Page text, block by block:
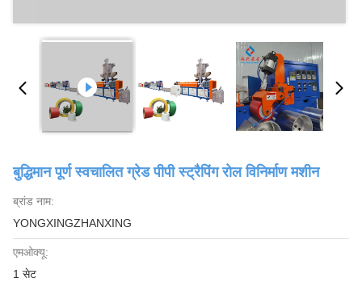
बुद्धिमान पूर्ण स्वचालित ग्रेड पीपी स्ट्रैपिंग रोल विनिर्माण मशीन
ब्रांड नाम:
YONGXINGZHANXING
एमओक्यू:
1 सेट